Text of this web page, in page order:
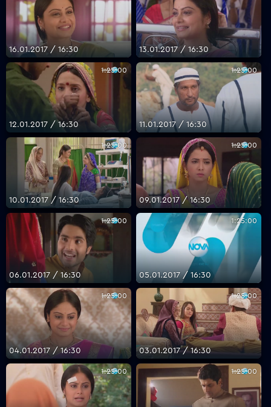
16.01.2017 / 16:30 13.01.2017 / 16:30
1:25:00
12.01.2017 / 16:30
1:25:00
11.01.2017 / 16:30
1:25:00
10.01.2017 / 16:30
1:25:00
09.01.2017 / 16:30
1:25:00
06.01.2017 / 16:30
1:25:00
05.01.2017 / 16:30
1:25:00
04.01.2017 / 16:30
1:25:00
03.01.2017 / 16:30
1:25:00 1:25:00